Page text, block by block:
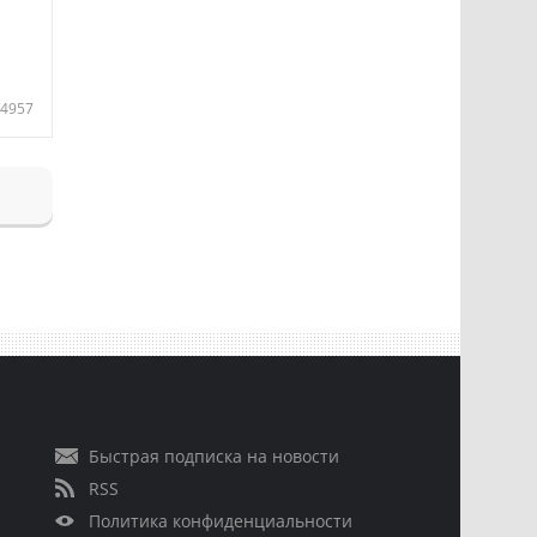
4957
Быстрая подписка на новости
RSS
Политика конфиденциальности